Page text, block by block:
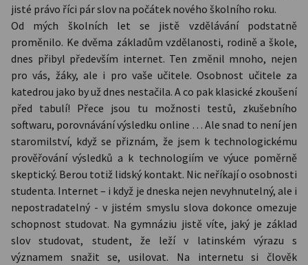
jisté právo říci pár slov na počátek nového školního roku.
Od mých školních let se jistě vzdělávání podstatně
proměnilo. Ke dvěma základům vzdělanosti, rodině a škole,
dnes přibyl především internet. Ten změnil mnoho, nejen
pro vás, žáky, ale i pro vaše učitele. Osobnost učitele za
katedrou jako by už dnes nestačila. A co pak klasické zkoušení
před tabulí! Přece jsou tu možnosti testů, zkušebního
softwaru, porovnávání výsledku online … Ale snad to není jen
staromilství, když se přiznám, že jsem k technologickému
prověřování výsledků a k technologiím ve výuce poměrně
skeptický. Berou totiž lidský kontakt. Nic neříkají o osobnosti
studenta. Internet – i když je dneska nejen nevyhnutelný, ale i
nepostradatelný - v jistém smyslu slova dokonce omezuje
schopnost studovat. Na gymnáziu jistě víte, jaký je základ
slov studovat, student, že leží v latinském výrazu s
významem snažit se, usilovat. Na internetu si člověk